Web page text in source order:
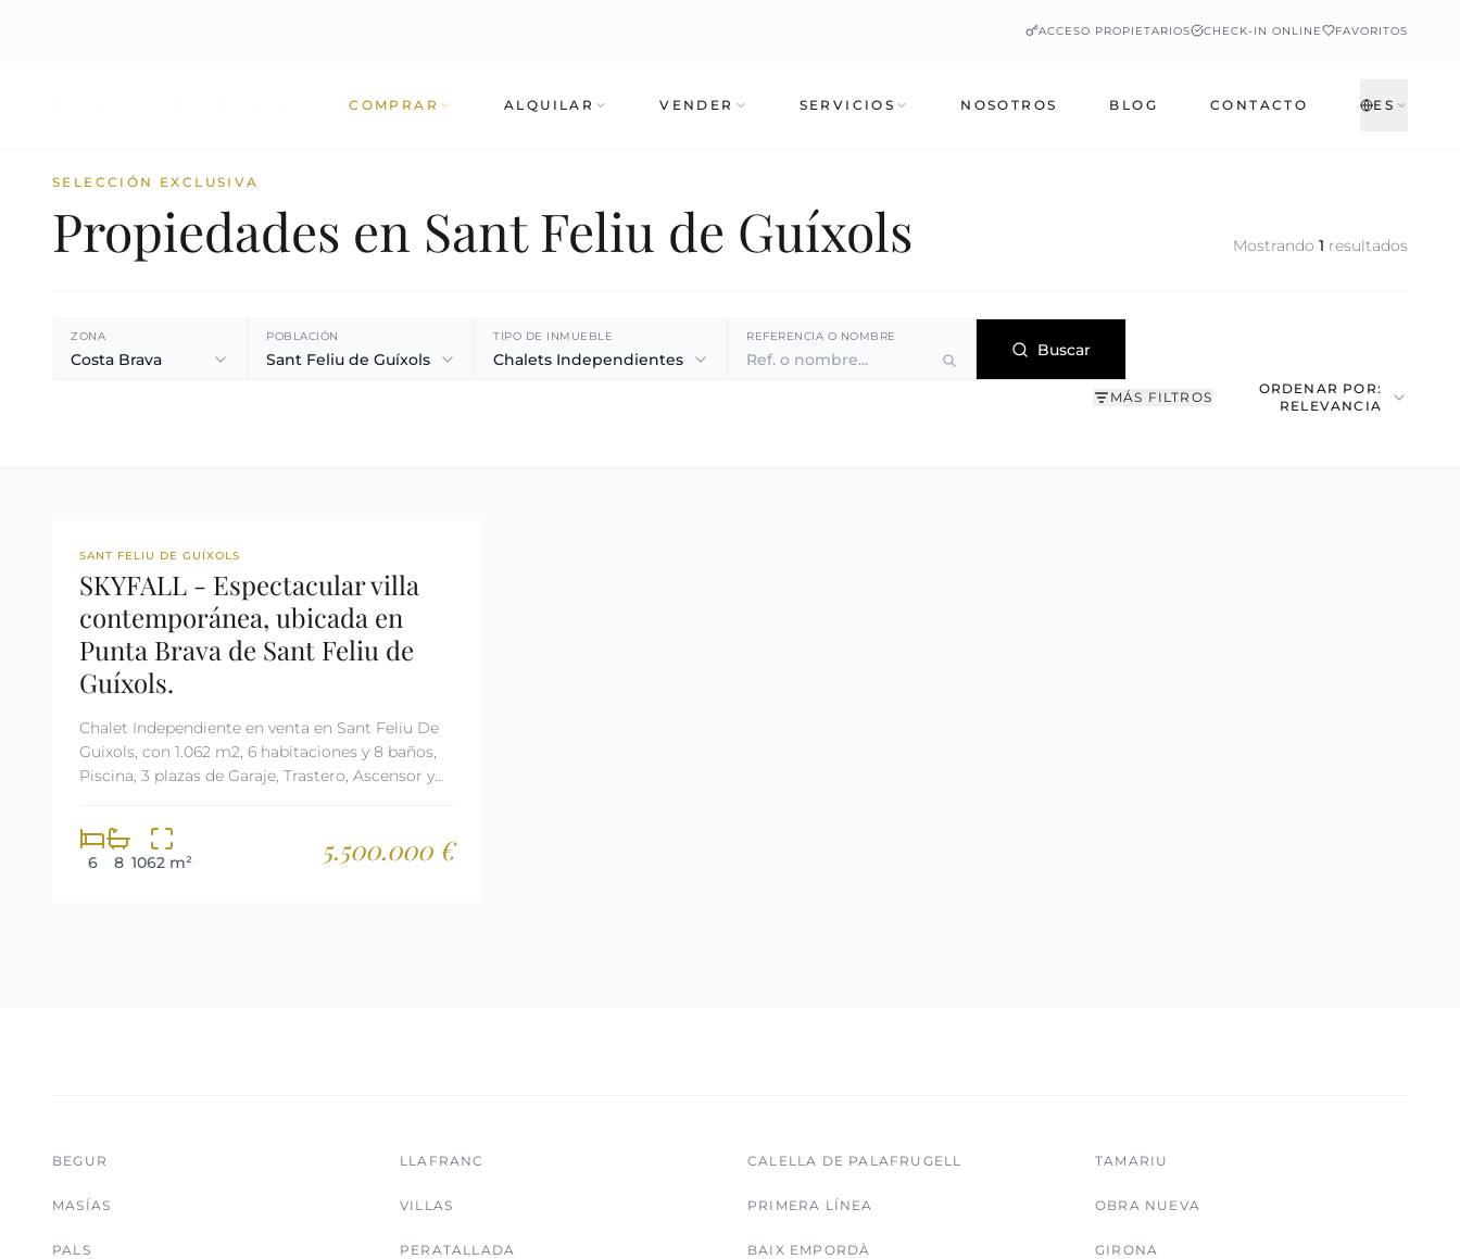
ACCESO PROPIETARIOS CHECK-IN ONLINE FAVORITOS
COMPRAR ALQUILAR VENDER SERVICIOS NOSOTROS BLOG CONTACTO ES
SELECCIÓN EXCLUSIVA
Propiedades en Sant Feliu de Guíxols Mostrando 1 resultados
ZONA
Costa Brava
POBLACIÓN
Sant Feliu de Guíxols
TIPO DE INMUEBLE
Chalets Independientes
REFERENCIA O NOMBRE
Buscar
MÁS FILTROS
ORDENAR POR:
RELEVANCIA
REF: 1553
SANT FELIU DE GUÍXOLS
SKYFALL - Espectacular villa
contemporánea, ubicada en
Punta Brava de Sant Feliu de
Guíxols.
Chalet Independiente en venta en Sant Feliu De
Guixols, con 1.062 m2, 6 habitaciones y 8 baños,
Piscina, 3 plazas de Garaje, Trastero, Ascensor y
6 8 1062 m² 5.500.000 €
BEGUR LLAFRANC CALELLA DE PALAFRUGELL TAMARIU
MASÍAS VILLAS PRIMERA LÍNEA OBRA NUEVA
PALS PERATALLADA BAIX EMPORDÀ GIRONA